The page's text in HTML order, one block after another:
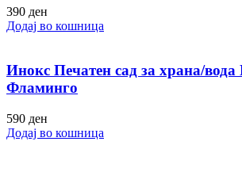
390 ден
Додај во кошница
Инокс Печатен сад за храна/
Фламинго
590 ден
Додај во кошница